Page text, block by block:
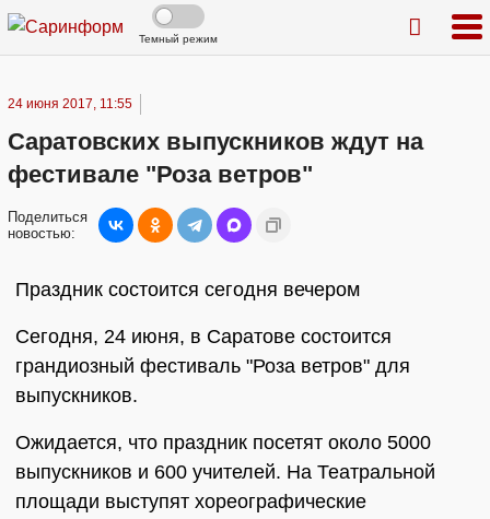
Темный режим
24 июня 2017, 11:55
Саратовских выпускников ждут на
фестивале "Роза ветров"
Поделиться
новостью:
Праздник состоится сегодня вечером
Сегодня, 24 июня, в Саратове состоится
грандиозный фестиваль "Роза ветров" для
выпускников.
Ожидается, что праздник посетят около 5000
выпускников и 600 учителей. На Театральной
площади выступят хореографические